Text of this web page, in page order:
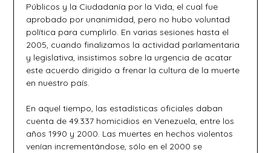
Públicos y la Ciudadanía por la Vida, el cual fue
aprobado por unanimidad, pero no hubo voluntad
política para cumplirlo. En varias sesiones hasta el
2005, cuando finalizamos la actividad parlamentaria
y legislativa, insistimos sobre la urgencia de acatar
este acuerdo dirigido a frenar la cultura de la muerte
en nuestro país.
En aquel tiempo, las estadísticas oficiales daban
cuenta de 49.337 homicidios en Venezuela, entre los
años 1990 y 2000. Las muertes en hechos violentos
venían incrementándose, sólo en el 2000 se